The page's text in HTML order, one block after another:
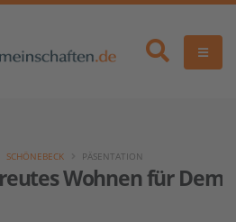
Wohnen für
SCHÖNEBECK PÄSENTATION